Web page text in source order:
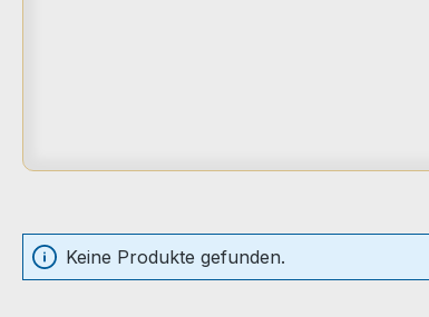
Keine Produkte gefunden.